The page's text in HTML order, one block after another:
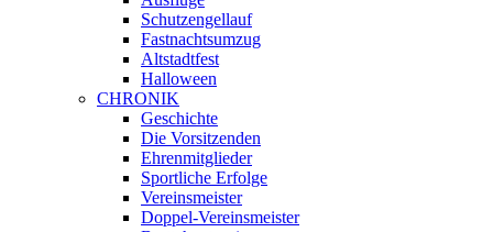
Schutzengellauf
Fastnachtsumzug
Altstadtfest
Halloween
CHRONIK
Geschichte
Die Vorsitzenden
Ehrenmitglieder
Sportliche Erfolge
Vereinsmeister
Doppel-Vereinsmeister